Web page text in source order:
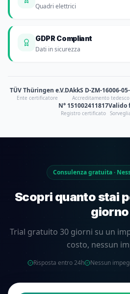
Quadri elettrici
GDPR Compliant
Dati in sicurezza
TÜV Thüringen e.V.
Ente certificatore
DAkkS D-ZM-16006-
Accreditamento tedesco
N° 151002411817
Registro certificato
Valido
Consulenza gratuita ·
Scopri quanto stai
giorno
Trial gratuito 30 giorni su un
costo, nessun
Risposta entro 24h Nessun